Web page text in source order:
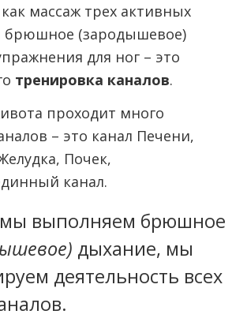
массаж трех активных
брюшное (зародышевое)
для ног – это
тренировка каналов.
проходит много
– это канал Печени,
Почек,
канал.
мы выполняем брюшное
дыхание, мы
деятельность всех